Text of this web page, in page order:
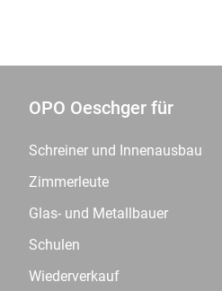
OPO Oeschger für
Schreiner und Innenausbau
Zimmerleute
Glas- und Metallbauer
Schulen
Wiederverkauf